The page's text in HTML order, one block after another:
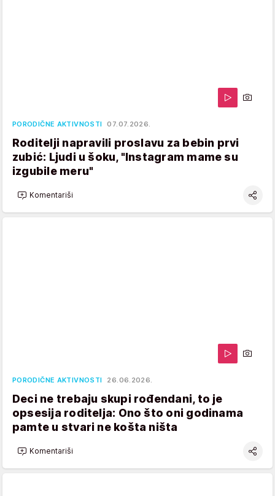
PORODIČNE AKTIVNOSTI 07.07.2026.
Roditelji napravili proslavu za bebin prvi
zubić: Ljudi u šoku, "Instagram mame su
izgubile meru"
Komentariši
PORODIČNE AKTIVNOSTI 26.06.2026.
Deci ne trebaju skupi rođendani, to je
opsesija roditelja: Ono što oni godinama
pamte u stvari ne košta ništa
Komentariši